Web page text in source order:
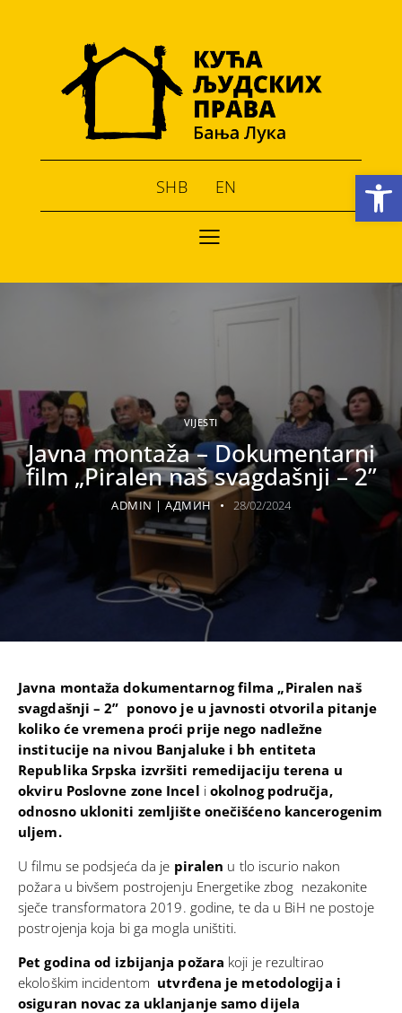
Open toolbar
SHB EN
VIJESTI
Javna montaža – Dokumentarni
film „Piralen naš svagdašnji – 2”
ADMIN | АДМИН 28/02/2024
Javna montaža dokumentarnog filma „Piralen naš
svagdašnji – 2” ponovo je u javnosti otvorila pitanje
koliko će vremena proći prije nego nadležne
institucije na nivou Banjaluke i bh entiteta
Republika Srpska izvršiti remedijaciju terena u
okviru Poslovne zone Incel i okolnog područja,
odnosno ukloniti zemljište onečišćeno kancerogenim
uljem.
U filmu se podsjeća da je piralen u tlo iscurio nakon
požara u bivšem postrojenju Energetike zbog nezakonite
sječe transformatora 2019. godine, te da u BiH ne postoje
postrojenja koja bi ga mogla uništiti.
Pet godina od izbijanja požara koji je rezultirao
ekološkim incidentom utvrđena je metodologija i
osiguran novac za uklanjanje samo dijela